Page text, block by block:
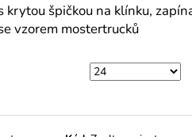
krytou špičkou na klínku,
vzorem mostertrucků